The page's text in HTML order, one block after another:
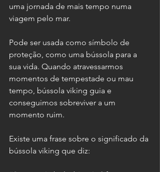
uma jornada de mais tempo numa
viagem pelo mar.
Pode ser usada como símbolo de
proteção, como uma bússola para a
sua vida. Quando atravessarmos
momentos de tempestade ou mau
tempo, bússola viking guia e
conseguimos sobreviver a um
momento ruim.
Existe uma frase sobre o significado da
bússola viking que diz: